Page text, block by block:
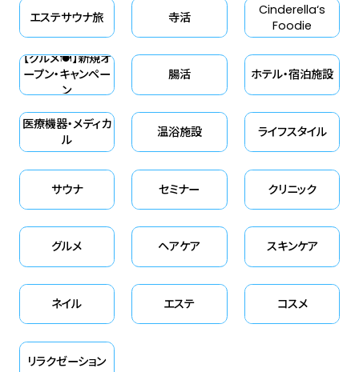
エステサウナ旅 寺活
Cinderella‘s
Foodie
【グルメ🍽】新規オ
ープン・キャンペー
ン
腸活 ホテル・宿泊施設
医療機器・メディカ
ル
温浴施設 ライフスタイル
サウナ セミナー クリニック
グルメ ヘアケア スキンケア
ネイル エステ コスメ
リラクゼーション